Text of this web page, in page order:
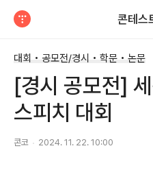
콘테스
대회 • 공모전/경시 • 학문 • 논문
[경시 공모전]
스피치 대회
콘코 2024. 11. 22. 10:00